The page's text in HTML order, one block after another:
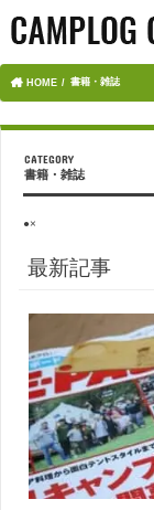
HOME 書籍・雑誌
書籍・雑誌
●×
最新記事